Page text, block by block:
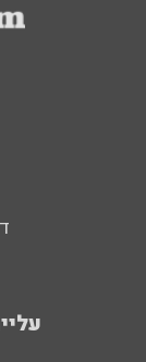
עלייה